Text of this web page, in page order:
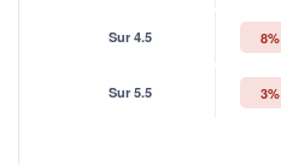
Sur 4.5 8%
Sur 5.5 3%